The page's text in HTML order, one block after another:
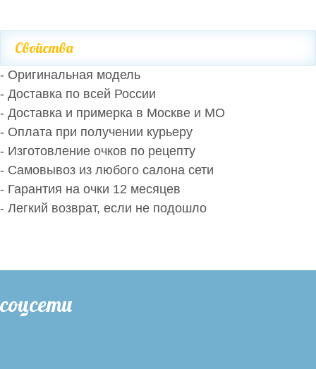
Свойства
- Оригинальная модель
- Доставка по всей России
- Доставка и примерка в Москве и МО
- Оплата при получении курьеру
- Изготовление очков по рецепту
- Самовывоз из любого салона сети
- Гарантия на очки 12 месяцев
- Легкий возврат, если не подошло
соцсети